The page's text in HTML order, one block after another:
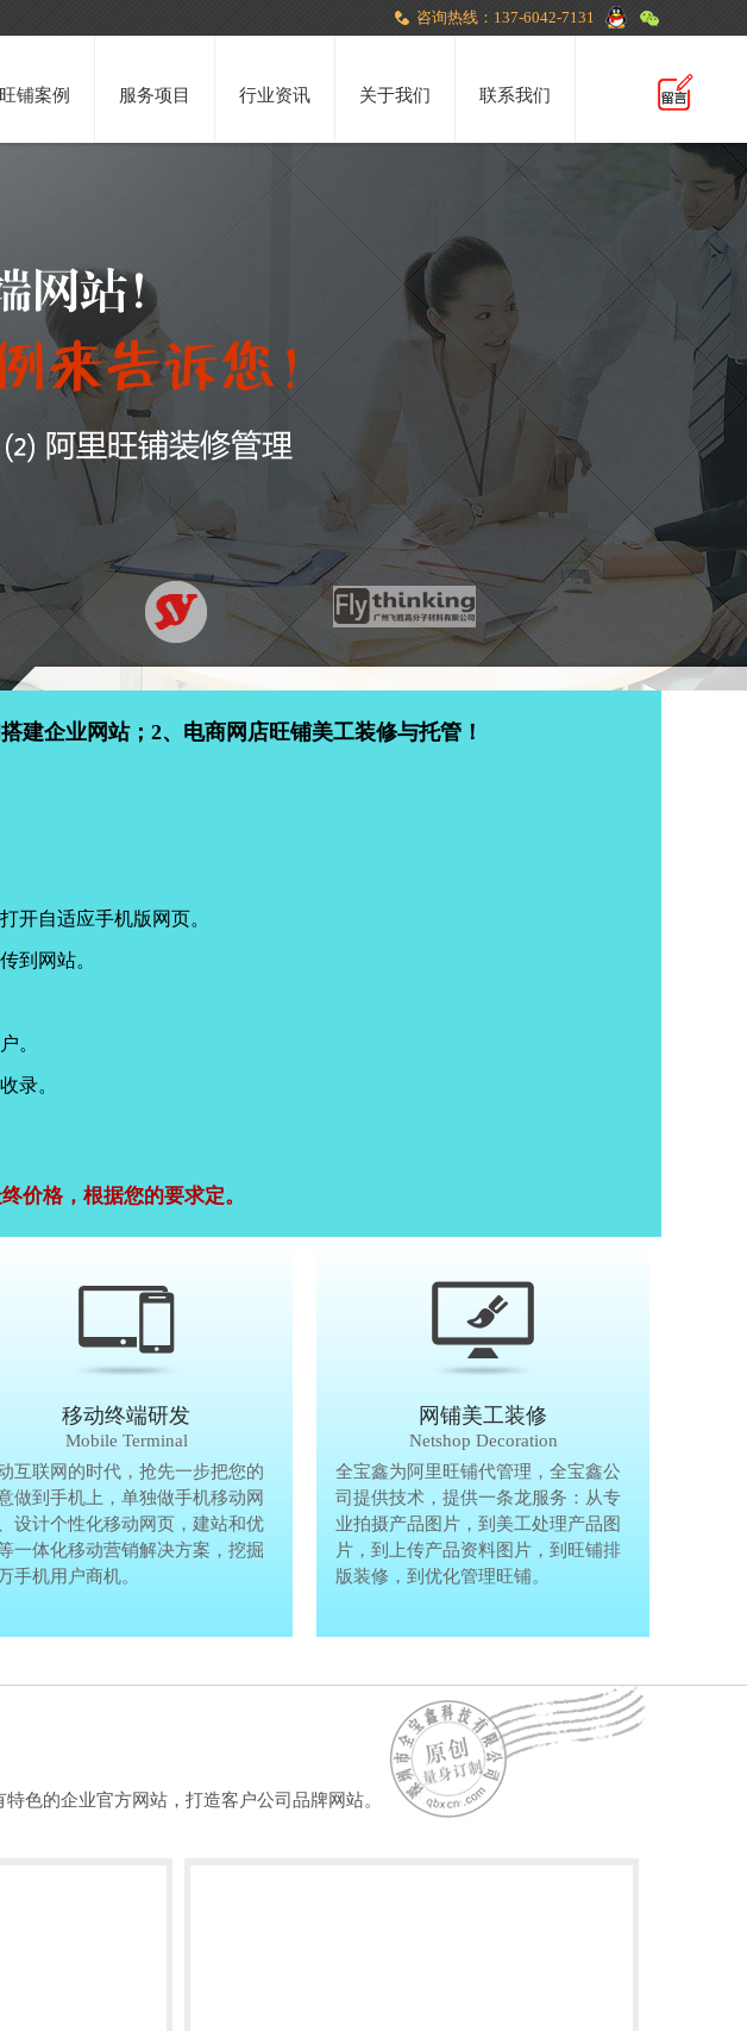
咨询热线：137-6042-7131
旺铺案例 服务项目 行业资讯 关于我们 联系我们
企业网站；2、电商网店旺铺美工装修与托管！
开自适应手机版网页。
到网站。
。
录。
价格，根据您的要求定。
贸易网站制作
Trade Website
站制作，主要侧重销售与推
发，做外贸的客户采用香港
国外服务器；做国内贸易
国内服务器，免费为客户完
案。
移动终端研发
Mobile Terminal
互联网的时代，抢先一步把您的
做到手机上，单独做手机移动网
设计个性化移动网页，建站和优
一体化移动营销解决方案，挖掘
手机用户商机。
移动终端研发
Mobile Terminal
移动互联网的时代，抢先一步把您的
生意做到手机上，单独做手机移动网
站、设计个性化移动网页，建站和优
化等一体化移动营销解决方案，挖掘
亿万手机用户商机。
网铺美工装修
Netshop Decoration
全宝鑫为阿里旺铺代管理，全宝鑫公
司提供技术，提供一条龙服务：从专
业拍摄产品图片，到美工处理产品图
片，到上传产品资料图片，到旺铺排
版装修，到优化管理旺铺。
色的企业官方网站，打造客户公司品牌网站。